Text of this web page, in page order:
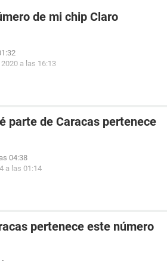
de mi chip Claro
2020 a las 16:13
parte de Caracas pertenece
04:38
a las 01:14
pertenece este número